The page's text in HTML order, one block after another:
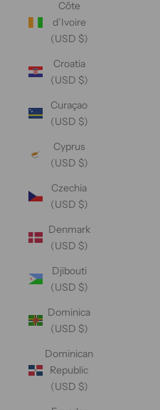
Côte
d’Ivoire
(USD $)
Croatia
(USD $)
Curaçao
(USD $)
Cyprus
(USD $)
Czechia
(USD $)
Denmark
(USD $)
Djibouti
(USD $)
Dominica
(USD $)
Dominican
Republic
(USD $)